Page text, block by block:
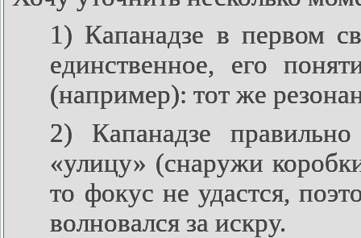
1) Капанадзе в первом
единственное, его
(например): тот же
2) Капанадзе
«улицу» (снаружи
то фокус не удастся,
волновался за искру.